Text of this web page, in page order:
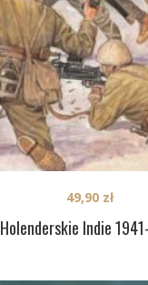
Holenderskie Indie
49,90 zł